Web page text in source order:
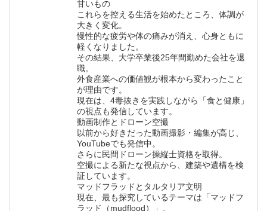
甘いもの
これらを控える生活を始めたところ、体調が
大きく変化。
慢性的な疲労や体の痛みが消え、心身ともに
軽くなりました。
その結果、大学卒業後25年間勤めた会社を退
職。
外食産業への価値観が根本から変わったこと
が理由です。
現在は、4毒抜きを実践しながら「食と健康」
の視点も発信しています。
動画制作とドローン空撮
以前から好きだった動画撮影・編集が高じ、
YouTubeでも発信中。
さらに民間ドローン操縦士資格を取得。
空撮による新たな視点から、建築や遺構を検
証しています。
マッドフラッドとタルタリア文明
現在、最も探究しているテーマは「マッドフ
ラッド（mudflood）」。